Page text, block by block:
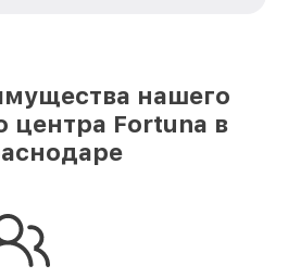
нашего
центра Fortuna в